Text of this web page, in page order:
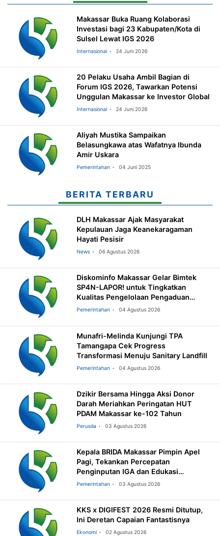
Makassar Buka Ruang Kolaborasi
Investasi bagi 23 Kabupaten/Kota di
Sulsel Lewat IGS 2026
Internasional 24 Juni 2026
20 Pelaku Usaha Ambil Bagian di
Forum IGS 2026, Tawarkan Potensi
Unggulan Makassar ke Investor Global
Internasional 24 Juni 2026
Aliyah Mustika Sampaikan
Belasungkawa atas Wafatnya Ibunda
Amir Uskara
Pemerintahan 04 Juni 2025
BERITA TERBARU
DLH Makassar Ajak Masyarakat
Kepulauan Jaga Keanekaragaman
Hayati Pesisir
News 06 Agustus 2026
Diskominfo Makassar Gelar Bimtek
SP4N-LAPOR! untuk Tingkatkan
Kualitas Pengelolaan Pengaduan
Masyarakat
Pemerintahan 04 Agustus 2026
Munafri-Melinda Kunjungi TPA
Tamangapa Cek Progress
Transformasi Menuju Sanitary Landfill
Pemerintahan 04 Agustus 2026
Dzikir Bersama Hingga Aksi Donor
Darah Meriahkan Peringatan HUT
PDAM Makassar ke-102 Tahun
Perusda 03 Agustus 2026
Kepala BRIDA Makassar Pimpin Apel
Pagi, Tekankan Percepatan
Penginputan IGA dan Edukasi
Pemilahan Sampah
Pemerintahan 03 Agustus 2026
KKS x DIGIFEST 2026 Resmi Ditutup,
Ini Deretan Capaian Fantastisnya
Ekonomi 02 Agustus 2026